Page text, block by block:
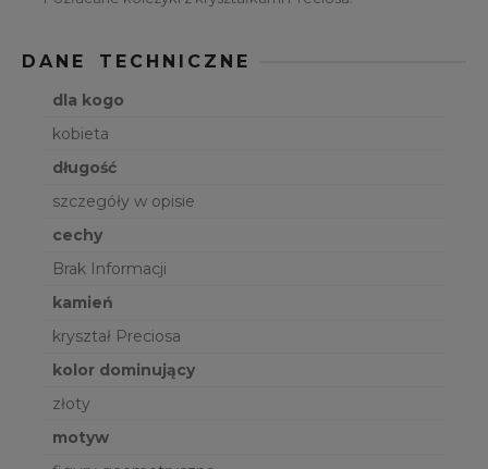
DANE TECHNICZNE
dla kogo
kobieta
długość
szczegóły w opisie
cechy
Brak Informacji
kamień
kryształ Preciosa
kolor dominujący
złoty
motyw